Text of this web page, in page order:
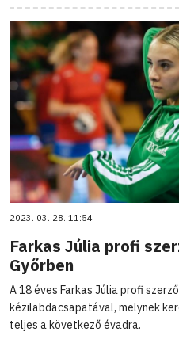
2023. 03. 28. 11:54
Farkas Júlia profi
Győrben
A 18 éves Farkas Júlia profi
kézilabdacsapatával, melynek
teljes a következő évadra.